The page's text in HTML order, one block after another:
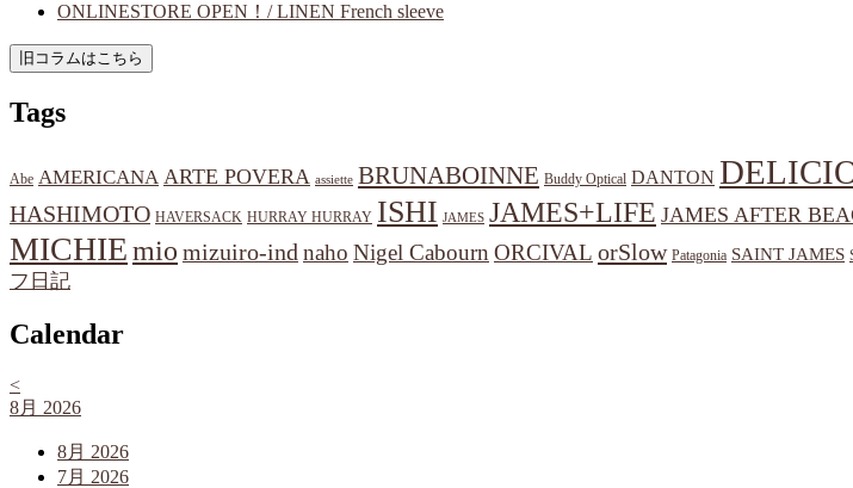
ONLINESTORE OPEN！/ LINEN French sleeve
Tags
Abe AMERICANA ARTE POVERA assiette BRUNABOINNE Buddy Optical DANTON
HASHIMOTO HAVERSACK HURRAY HURRAY ISHI JAMES JAMES+LIFE JAMES AFTER
MICHIEmio mizuiro-ind naho Nigel Cabourn ORCIVAL orSlow Patagonia SAINT JAMES
フ日記
Calendar
<
8月 2026
8月 2026
7月 2026